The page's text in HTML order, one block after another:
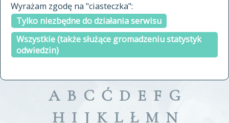
Wyrażam zgodę na "ciasteczka":
Tylko niezbędne do działania serwisu
Wszystkie (także służące gromadzeniu statystyk
odwiedzin)
indeksie
a fronte
a tergo
A B C Ć D E F G
H I J K L Ł M N